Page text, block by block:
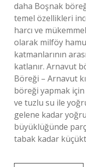
daha Boşnak
temel özellikleri
harcı ve
olarak milföy
katmanlarının
katlanır. Arnavut
Böreği – Arnavut
böreği yapmak için
ve tuzlu su ile
gelene kadar
büyüklüğünde
tabak kadar